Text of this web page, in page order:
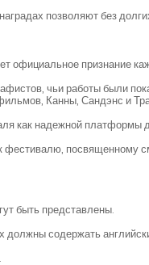
позволяют без
официальное признание
чьи работы были
Канны, Сандэнс и
как надежной
фестивалю,
быть представлены.
содержать